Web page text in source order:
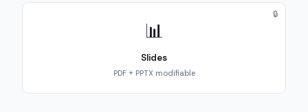
📊
Slides
PDF + PPTX modifiable
🔒